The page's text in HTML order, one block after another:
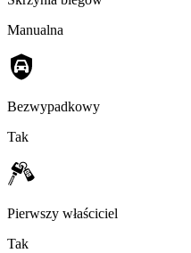
Manualna
Bezwypadkowy
Tak
Pierwszy właściciel
Tak